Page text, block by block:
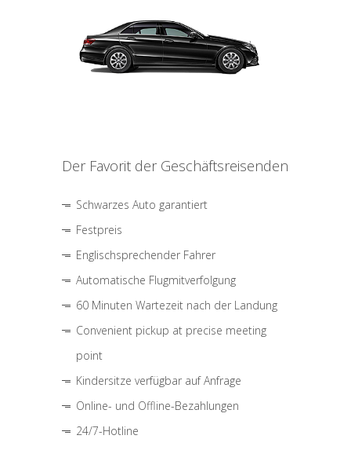
Der Favorit der Geschäftsreisenden
Schwarzes Auto garantiert
Festpreis
Englischsprechender Fahrer
Automatische Flugmitverfolgung
60 Minuten Wartezeit nach der Landung
Convenient pickup at precise meeting
point
Kindersitze verfügbar auf Anfrage
Online- und Offline-Bezahlungen
24/7-Hotline